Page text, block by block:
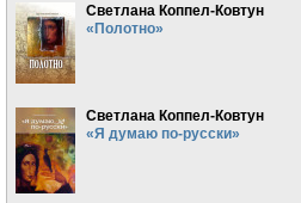
Светлана Коппел-Ковтун
«Полотно»
Светлана Коппел-Ковтун
«Я думаю по-русски»